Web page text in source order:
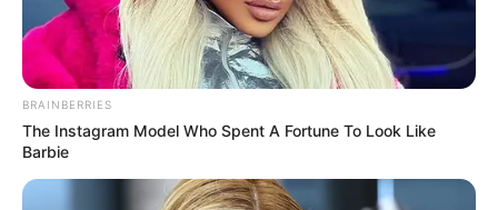
BRAINBERRIES
The Instagram Model Who Spent A Fortune To Look Like
Barbie